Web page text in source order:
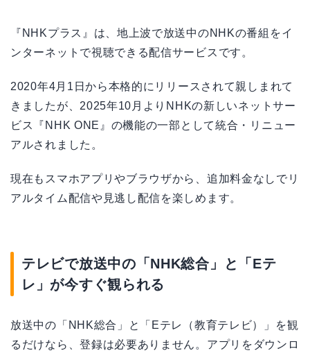
見逃し配信を観る（要ID登録）
プレイリストから番組を観る（要ID登録）
ID登録（利用登録）の申し込み方法
『NHKプラス』は、地上波で放送中のNHKの番組をイ
ンターネットで視聴できる配信サービスです。
2020年4月1日から本格的にリリースされて親しまれて
きましたが、2025年10月よりNHKの新しいネットサー
ビス『NHK ONE』の機能の一部として統合・リニュー
アルされました。
現在もスマホアプリやブラウザから、追加料金なしでリ
アルタイム配信や見逃し配信を楽しめます。
テレビで放送中の「NHK総合」と「Eテ
レ」が今すぐ観られる
放送中の「NHK総合」と「Eテレ（教育テレビ）」を観
るだけなら、登録は必要ありません。アプリをダウンロ